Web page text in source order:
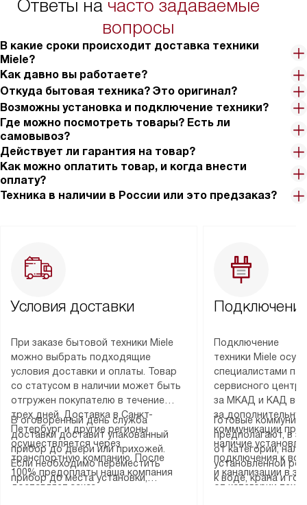
Ответы на часто задаваемые
вопросы
В какие сроки происходит доставка техники
Miele?
Как давно вы работаете?
Откуда бытовая техника? Это оригинал?
Возможны установка и подключение техники?
Где можно посмотреть товары? Есть ли
самовывоз?
Действует ли гарантия на товар?
Как можно оплатить товар, и когда внести
оплату?
Техника в наличии в России или это предзаказ?
Условия доставки
При заказе бытовой техники Miele
можно выбрать подходящие
условия доставки и оплаты. Товар
со статусом в наличии может быть
отгружен покупателю в течение
трех дней. Доставка в Санкт-
Петербург и другие регионы
осуществляется через
транспортную компанию. После
100% предоплаты наша компания
доставляет заказ
В оговоренный день служба
доставки доставит упакованный
прибор до двери или прихожей.
Если необходимо переместить
прибор до места установки,
Подключение
техники Miele
специалистами
сервисного
за МКАД и КАД
за
коммуникации
наличие
подключения к
и канализации в
от категории
Готовые
предполагают, в
от категории,
установленной
к воде, крана и